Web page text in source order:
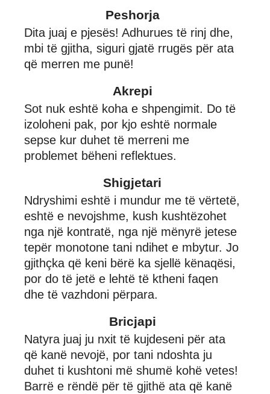
Peshorja
Dita juaj e pjesës! Adhurues të rinj dhe,
mbi të gjitha, siguri gjatë rrugës për ata
që merren me punë!
Akrepi
Sot nuk eshtë koha e shpengimit. Do të
izoloheni pak, por kjo eshtë normale
sepse kur duhet të merreni me
problemet bëheni reflektues.
Shigjetari
Ndryshimi eshtë i mundur me të vërtetë,
eshtë e nevojshme, kush kushtëzohet
nga një kontratë, nga një mënyrë jetese
tepër monotone tani ndihet e mbytur. Jo
gjithçka që keni bërë ka sjellë kënaqësi,
por do të jetë e lehtë të ktheni faqen
dhe të vazhdoni përpara.
Bricjapi
Natyra juaj ju nxit të kujdeseni për ata
që kanë nevojë, por tani ndoshta ju
duhet ti kushtoni më shumë kohë vetes!
Barrë e rëndë për të gjithë ata që kanë